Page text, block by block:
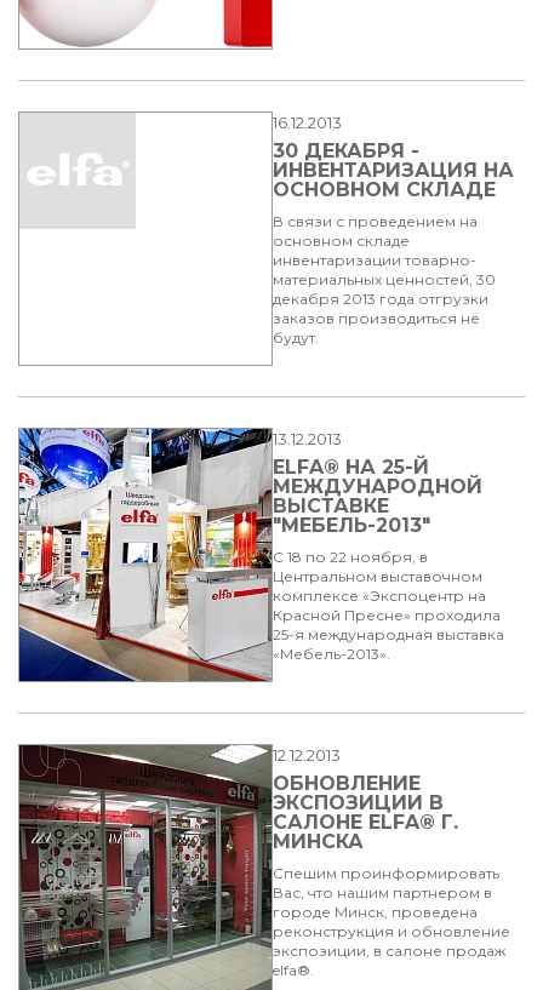
16.12.2013
30 ДЕКАБРЯ -
ИНВЕНТАРИЗАЦИЯ НА
ОСНОВНОМ СКЛАДЕ
В связи с проведением на
основном складе
инвентаризации товарно-
материальных ценностей, 30
декабря 2013 года отгрузки
заказов производиться не
будут.
13.12.2013
ELFA® НА 25-Й
МЕЖДУНАРОДНОЙ
ВЫСТАВКЕ
"МЕБЕЛЬ-2013"
C 18 по 22 ноября, в
Центральном выставочном
комплексе «Экспоцентр на
Красной Пресне» проходила
25-я международная выставка
«Мебель-2013».
12.12.2013
ОБНОВЛЕНИЕ
ЭКСПОЗИЦИИ В
САЛОНЕ ELFA® Г.
МИНСКА
Спешим проинформировать
Вас, что нашим партнером в
городе Минск, проведена
реконструкция и обновление
экспозиции, в салоне продаж
elfa®.